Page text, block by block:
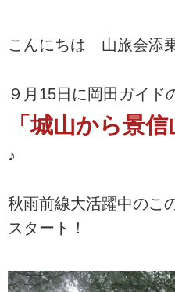
こんにちは 山旅会添
９月15日に岡田ガイド
「城山から景信
♪
秋雨前線大活躍中のこ
スタート！